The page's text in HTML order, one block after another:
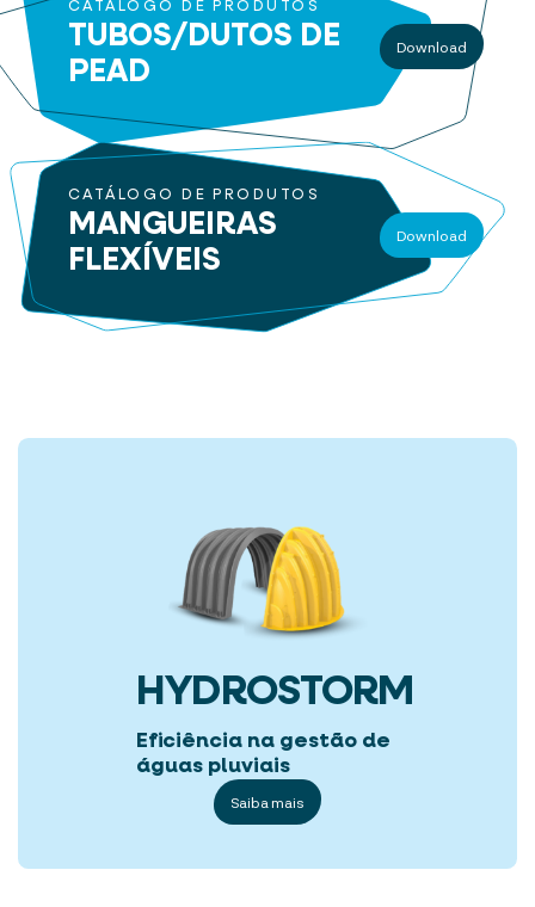
CATÁLOGO DE PRODUTOS
TUBOS/DUTOS DE
PEAD
Download
CATÁLOGO DE PRODUTOS
MANGUEIRAS
FLEXÍVEIS
Download
HYDROSTORM
Eficiência na gestão de
águas pluviais
Saiba mais